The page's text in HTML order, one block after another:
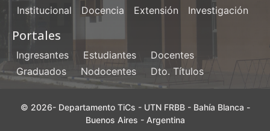
Institucional Docencia Extensión Investigación
Portales
Ingresantes Estudiantes
Docentes
Graduados
Nodocentes Dto. Títulos
© 2026- Departamento TiCs - UTN FRBB - Bahía Blanca -
Buenos Aires - Argentina